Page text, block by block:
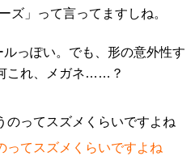
」って言ってますしね。
っぽい。でも、形の意外性す
これ、メガネ……？
ってスズメくらいですよね